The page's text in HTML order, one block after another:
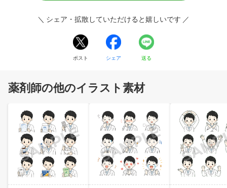
＼ シェア・拡散していただけると嬉しいです ／
ポスト シェア 送る
薬剤師の他のイラスト素材